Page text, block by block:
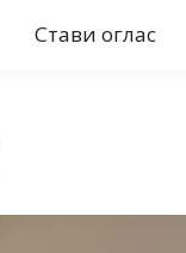
Стави оглас